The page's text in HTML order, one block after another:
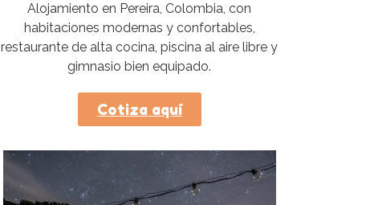
Alojamiento en Pereira, Colombia, con
habitaciones modernas y confortables,
restaurante de alta cocina, piscina al aire libre y
gimnasio bien equipado.
Cotiza aquí